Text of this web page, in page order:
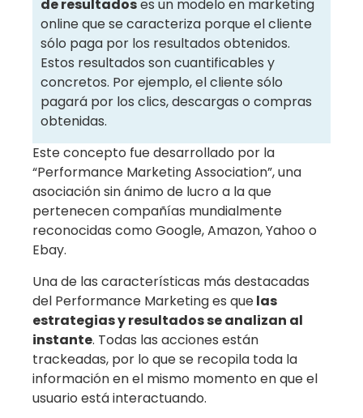
de resultadoses un modelo en marketing
online que se caracteriza porque el cliente
sólo paga por los resultados obtenidos.
Estos resultados son cuantificables y
concretos. Por ejemplo, el cliente sólo
pagará por los clics, descargas o compras
obtenidas.
Este concepto fue desarrollado por la
“Performance Marketing Association”, una
asociación sin ánimo de lucro a la que
pertenecen compañías mundialmente
reconocidas como Google, Amazon, Yahoo o
Ebay.
Una de las características más destacadas
del Performance Marketing es quelas
estrategias y resultados se analizan al
instante. Todas las acciones están
trackeadas, por lo que se recopila toda la
información en el mismo momento en que el
usuario está interactuando.